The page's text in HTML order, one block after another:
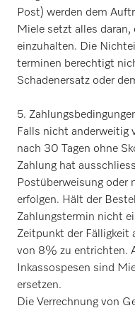
Post) werden dem
Miele setzt alles
einzuhalten. Die
terminen berechtigt
Schadenersatz oder
5.
Falls nicht anderweitig
nach 30 Tagen ohne
Zahlung hat
Postüberweisung oder
erfolgen. Hält der
Zahlungstermin nicht
Zeitpunkt der Fälligkeit
von 8% zu entrichten.
Inkassospesen sind
ersetzen.
Die Verrechnung von